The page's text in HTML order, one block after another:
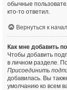
обычные
кто-то ответил.
Вернуться к
Как мне добавить
Чтобы добавить
в личном разделе.
Присоединить
добавилась. Вы
умолчанию ко всем